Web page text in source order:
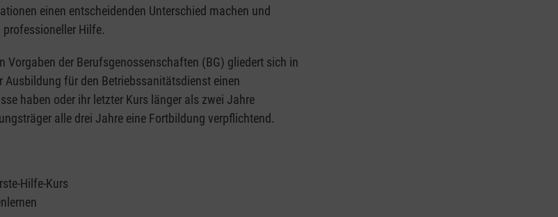
einen entscheidenden Unterschied machen und
Hilfe.
der Berufsgenossenschaften (BG) gliedert sich in
Ausbildung für den Betriebssanitätsdienst einen
haben oder ihr letzter Kurs länger als zwei Jahre
alle drei Jahre eine Fortbildung verpflichtend.
Hilfe-Kurs